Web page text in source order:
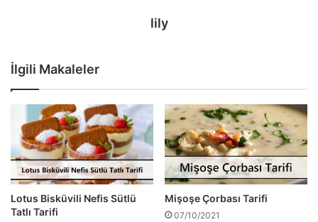
lily
İlgili Makaleler
Lotus Bisküvili Nefis Sütlü
Tatlı Tarifi
Mişoşe Çorbası Tarifi
07/10/2021